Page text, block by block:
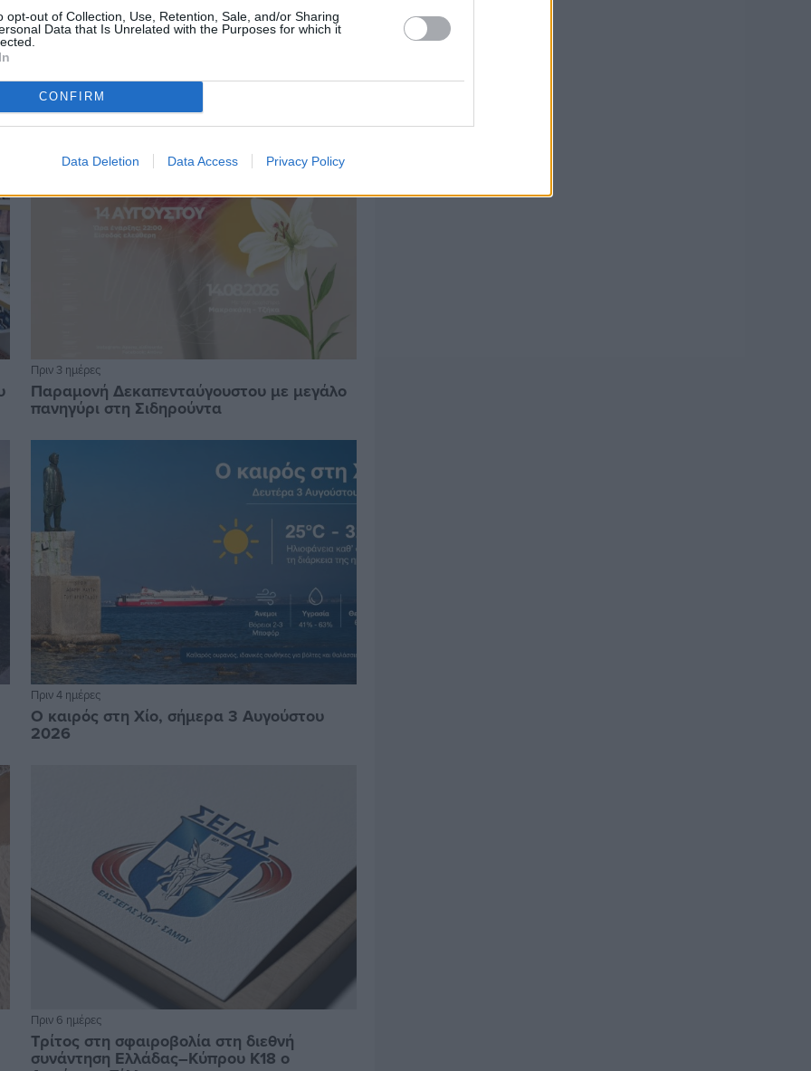
opt-out of Collection, Use, Retention, Sale, and/or Sharing
Data that Is Unrelated with the Purposes for which it
CONFIRM
Data Deletion Data Access Privacy Policy
Πριν 3 ημέρες
Οδηγοί Δασικών Υπηρεσιών: Ζητούν
Πριν 3 ημέρες
Παραμονή Δεκαπενταύγουστου με μεγάλο
πανηγύρι στη Σιδηρούντα
Πριν 4 ημέρες
Ο καιρός στη Χίο, σήμερα 3 Αυγούστου
2026
Πριν 6 ημέρες
Τρίτος στη σφαιροβολία στη διεθνή
συνάντηση Ελλάδας–Κύπρου Κ18 ο